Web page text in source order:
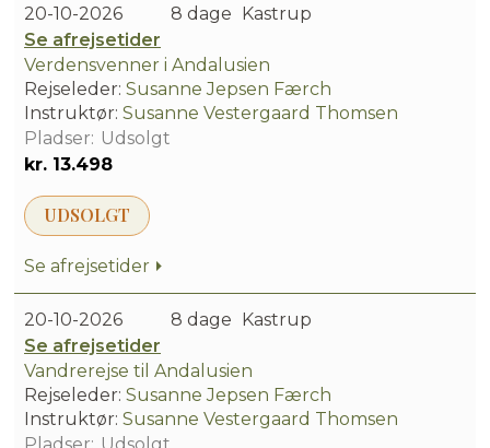
20-10-2026
Se afrejsetider
8 dage Kastrup
Verdensvenner i Andalusien
Rejseleder: Susanne Jepsen Færch
Instruktør: Susanne Vestergaard Thomsen
Udsolgt
kr. 13.498
UDSOLGT
Se afrejsetider
20-10-2026
Se afrejsetider
8 dage Kastrup
Vandrerejse til Andalusien
Rejseleder: Susanne Jepsen Færch
Instruktør: Susanne Vestergaard Thomsen